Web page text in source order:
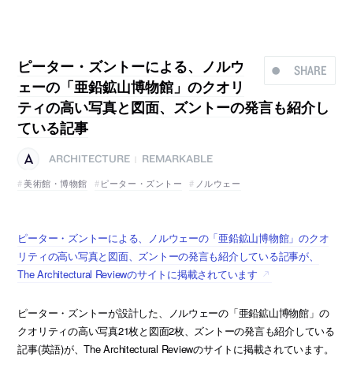
SHARE
ピーター・ズントーによる、ノルウ
ェーの「亜鉛鉱山博物館」のクオリ
ティの高い写真と図面、ズントーの発言も紹介し
ている記事
ARCHITECTURE
REMARKABLE
美術館・博物館
ピーター・ズントー ノルウェー
ピーター・ズントーによる、ノルウェーの「亜鉛鉱山博物館」のクオ
リティの高い写真と図面、ズントーの発言も紹介している記事が、
The Architectural Reviewのサイトに掲載されています
ピーター・ズントーが設計した、ノルウェーの「亜鉛鉱山博物館」の
クオリティの高い写真21枚と図面2枚、ズントーの発言も紹介している
記事(英語)が、The Architectural Reviewのサイトに掲載されています。